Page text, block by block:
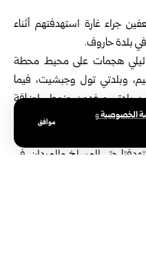
الخصوصيةو
موافق
غارة استهدفتهم أثناء
بلدة حاروف.
هجمات على محيط محطة
وبلدتي تول وجبشيت، فيما
بلدتي ميفدون وزوطر، إضافة
عين الجمل خلف صيدلية
حيّي المسلخ والميدان، في